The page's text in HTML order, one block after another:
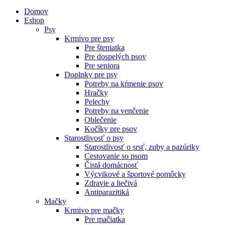
Domov
Eshop
Psy
Krmivo pre psy
Pre šteniatka
Pre dospelých psov
Pre seniora
Doplnky pre psy
Potreby na kŕmenie psov
Hračky
Pelechy
Potreby na venčenie
Oblečenie
Kočíky pre psov
Starostlivosť o psy
Starostlivosť o srsť, zuby a pazúriky
Cestovanie so psom
Čistá domácnosť
Výcvikové a športové pomôcky
Zdravie a liečivá
Antiparazitiká
Mačky
Krmivo pre mačky
Pre mačiatka